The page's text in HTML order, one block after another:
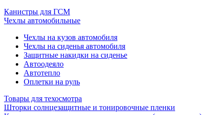
Канистры для ГСМ
Чехлы автомобильные
Чехлы на кузов автомобиля
Чехлы на сиденья автомобиля
Защитные накидки на сиденье
Автоодеяло
Автотепло
Оплетки на руль
Товары для техосмотра
Шторки солнцезащитные и тонировочные пленки